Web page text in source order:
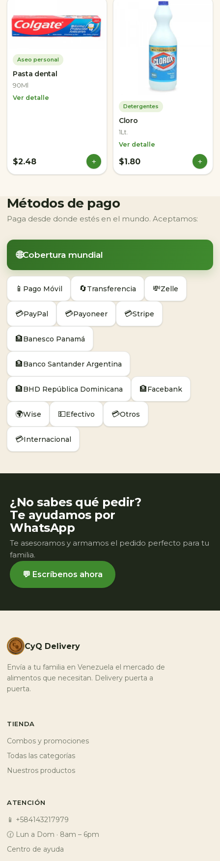
Aseo personal
Pasta dental
90Ml
Ver detalle
$2.48 +
Detergentes
Cloro
1Lt.
Ver detalle
$1.80 +
Métodos de pago
Paga desde donde estés en el mundo. Aceptamos:
🌐Cobertura mundial
📱 Pago Móvil 🔄Transferencia 💸Zelle
💳PayPal 💳Payoneer 💳Stripe
🏦Banesco Panamá
🏦Banco Santander Argentina
🏦BHD República Dominicana 🏦Facebank
🌍Wise 💵Efectivo 💳Otros
💳Internacional
¿No sabes qué pedir?
Te ayudamos por
WhatsApp
Te asesoramos y armamos el pedido perfecto para tu
familia.
💬 Escríbenos ahora
CyQ Delivery
Envía a tu familia en Venezuela el mercado de
alimentos que necesitan. Delivery puerta a
puerta.
TIENDA
Combos y promociones
Todas las categorías
Nuestros productos
ATENCIÓN
📱 +584143217979
🕜 Lun a Dom · 8am – 6pm
Centro de ayuda